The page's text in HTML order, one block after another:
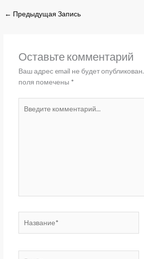
← Предыдущая Запись
Оставьте комментарий
Ваш адрес email не будет опубликован.
поля помечены *
комментарий...